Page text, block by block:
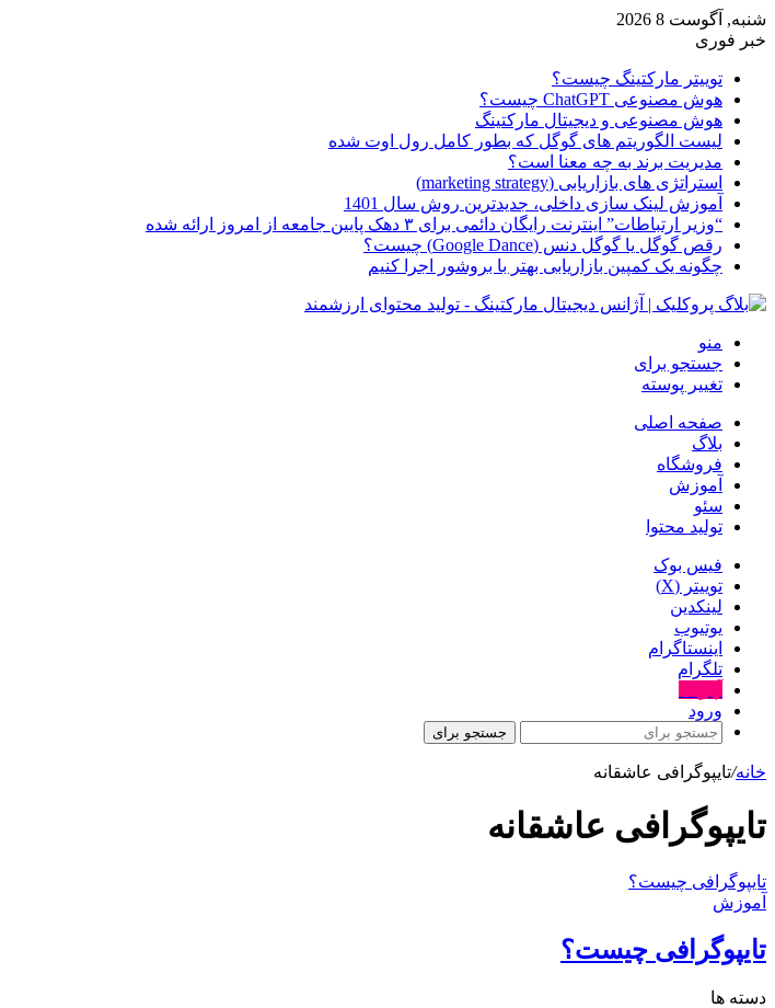
شنبه, آگوست 8 2026
خبر فوری
توییتر مارکتینگ چیست؟
هوش مصنوعی ChatGPT چیست؟
هوش مصنوعی و دیجیتال مارکتینگ
لیست الگوریتم های گوگل که بطور کامل رول اوت شده
مدیریت برند به چه معنا است؟
استراتژی های بازاریابی (marketing strategy)
آموزش لینک سازی داخلی، جدیدترین روش سال 1401
“وزیر ارتباطات” اینترنت رایگان دائمی برای ۳ دهک پایین جامعه از امروز ارائه شده
رقص گوگل یا گوگل دنس (Google Dance) چیست؟
چگونه یک کمپین بازاریابی بهتر با بروشور اجرا کنیم
منو
جستجو برای
تغییر پوسته
صفحه اصلی
بلاگ
فروشگاه
آموزش
سئو
تولید محتوا
فیس بوک
توییتر (X)
لینکدین
یوتیوب
اینستاگرام
تلگرام
ورود
جستجو برای
خانه/تایپوگرافی عاشقانه
تایپوگرافی عاشقانه
تایپوگرافی چیست؟
آموزش
تایپوگرافی چیست؟
دسته ها